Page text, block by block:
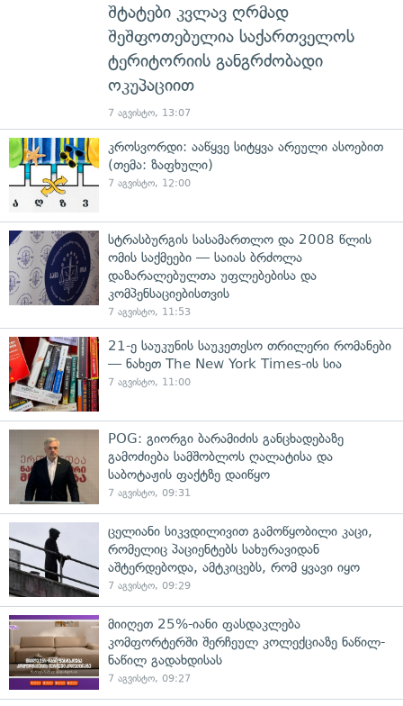
შტატები კვლავ ღრმად
შეშფოთებულია საქართველოს
ტერიტორიის განგრძობადი
ოკუპაციით
7 აგვისტო, 13:07
კროსვორდი: ააწყვე სიტყვა არეული ასოებით
(თემა: ზაფხული)
7 აგვისტო, 12:00
სტრასბურგის სასამართლო და 2008 წლის
ომის საქმეები — საიას ბრძოლა
დაზარალებულთა უფლებებისა და
კომპენსაციებისთვის
7 აგვისტო, 11:53
21-ე საუკუნის საუკეთესო თრილერი რომანები
— ნახეთ The New York Times-ის სია
7 აგვისტო, 11:00
POG: გიორგი ბარამიძის განცხადებაზე
გამოძიება სამშობლოს ღალატისა და
საბოტაჟის ფაქტზე დაიწყო
7 აგვისტო, 09:31
ცელიანი სიკვდილივით გამოწყობილი კაცი,
რომელიც პაციენტებს სახურავიდან
აშტერდებოდა, ამტკიცებს, რომ ყვავი იყო
7 აგვისტო, 09:29
მიიღეთ 25%-იანი ფასდაკლება
კომფორტერში შერჩეულ კოლექციაზე ნაწილ-
ნაწილ გადახდისას
7 აგვისტო, 09:27